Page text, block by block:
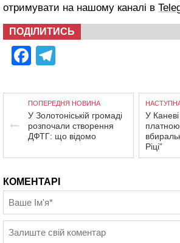
отримувати на нашому каналі в
ПОДІЛИТИСЬ
Facebook
ПОПЕРЕДНЯ НОВИНА
У Золотоніській громаді
розпочали створення
ДФТГ: що відомо
У
Ріці”
КОМЕНТАРІ